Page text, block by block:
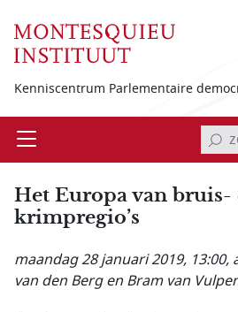
Kenniscentrum Parlementaire
Open
Het Europa van bruis-
krimpregio’s
maandag 28 januari 2019, 13:00,
van den Berg en Bram van